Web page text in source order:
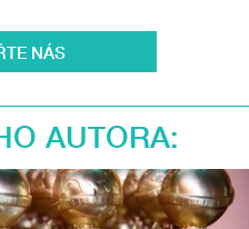
NÁS
AUTORA: